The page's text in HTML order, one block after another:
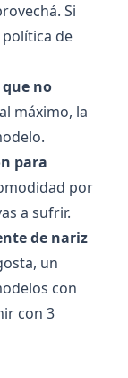
Si
de
no
máximo, la
para
por
a sufrir.
de nariz
un
con
con 3